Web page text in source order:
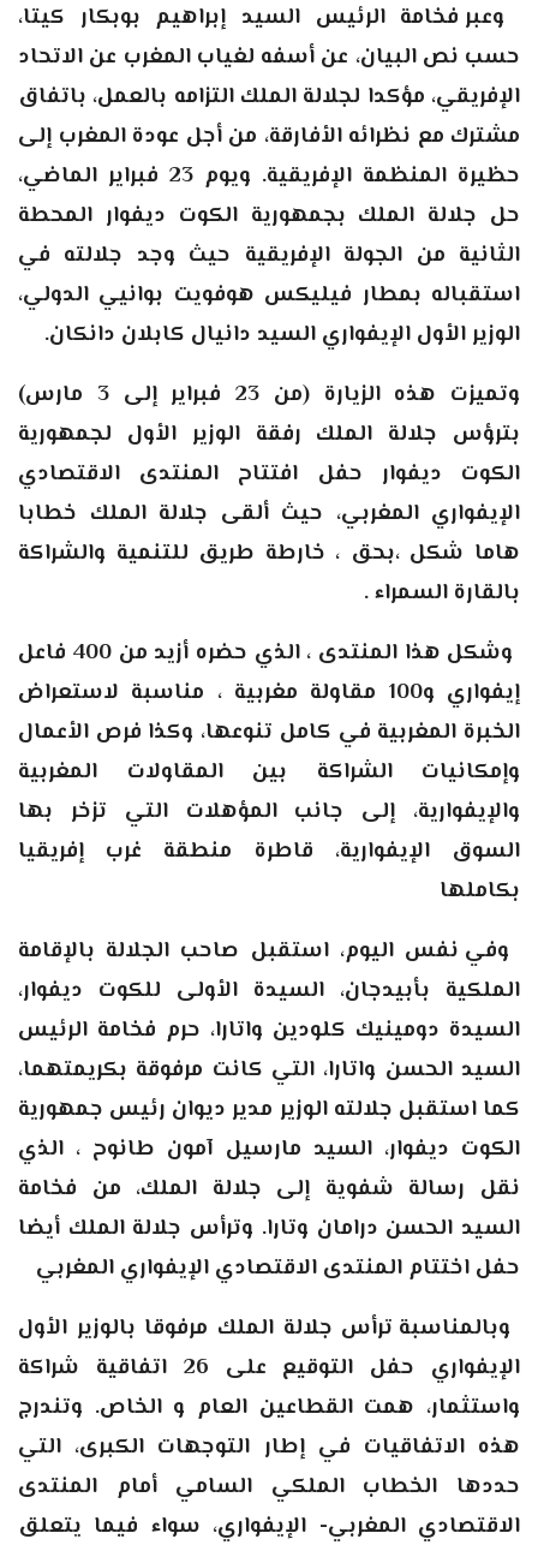
وعبر فخامة الرئيس السيد إبراهيم بوبكار كيتا،
حسب نص البيان، عن أسفه لغياب المغرب عن الاتحاد
الإفريقي، مؤكدا لجلالة الملك التزامه بالعمل، باتفاق
مشترك مع نظرائه الأفارقة، من أجل عودة المغرب إلى
حظيرة المنظمة الإفريقية. ويوم 23 فبراير الماضي،
حل جلالة الملك بجمهورية الكوت ديفوار المحطة
الثانية من الجولة الإفريقية حيث وجد جلالته في
استقباله بمطار فيليكس هوفويت بوانيي الدولي،
الوزير الأول الإيفواري السيد دانيال كابلان دانكان.
وتميزت هذه الزيارة (من 23 فبراير إلى 3 مارس)
بترؤس جلالة الملك رفقة الوزير الأول لجمهورية
الكوت ديفوار حفل افتتاح المنتدى الاقتصادي
الإيفواري المغربي، حيث ألقى جلالة الملك خطابا
هاما شكل ،بحق ، خارطة طريق للتنمية والشراكة
بالقارة السمراء.
وشكل هذا المنتدى ، الذي حضره أزيد من 400 فاعل
إيفواري و100 مقاولة مغربية ، مناسبة لاستعراض
الخبرة المغربية في كامل تنوعها، وكذا فرص الأعمال
وإمكانيات الشراكة بين المقاولات المغربية
والإيفوارية، إلى جانب المؤهلات التي تزخر بها
السوق الإيفوارية، قاطرة منطقة غرب إفريقيا
بكاملها
وفي نفس اليوم، استقبل صاحب الجلالة بالإقامة
الملكية بأبيدجان، السيدة الأولى للكوت ديفوار،
السيدة دومينيك كلودين واتارا، حرم فخامة الرئيس
السيد الحسن واتارا، التي كانت مرفوقة بكريمتهما،
كما استقبل جلالته الوزير مدير ديوان رئيس جمهورية
الكوت ديفوار، السيد مارسيل آمون طانوح ، الذي
نقل رسالة شفوية إلى جلالة الملك، من فخامة
السيد الحسن درامان وتارا. وترأس جلالة الملك أيضا
حفل اختتام المنتدى الاقتصادي الإيفواري المغربي
وبالمناسبة ترأس جلالة الملك مرفوقا بالوزير الأول
الإيفواري حفل التوقيع على 26 اتفاقية شراكة
واستثمار، همت القطاعين العام و الخاص. وتندرج
هذه الاتفاقيات في إطار التوجهات الكبرى، التي
حددها الخطاب الملكي السامي أمام المنتدى
الاقتصادي المغربي- الإيفواري، سواء فيما يتعلق